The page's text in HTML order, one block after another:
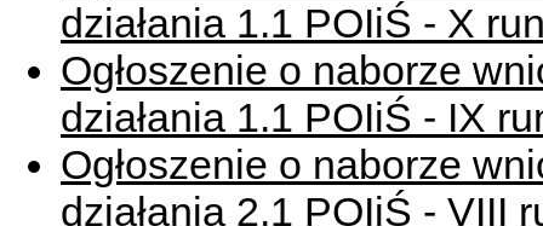
działania 1.1 POIiŚ - X
Ogłoszenie o naborze
działania 1.1 POIiŚ - IX
Ogłoszenie o naborze
działania 2.1 POIiŚ - VIII